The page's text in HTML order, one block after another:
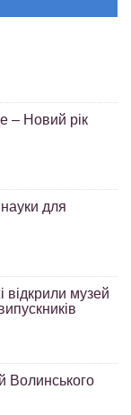
– Новий рік
для
відкрили музей
Волинського